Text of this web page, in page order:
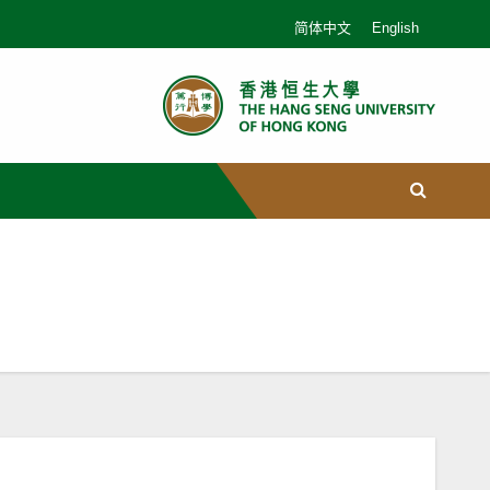
简体中文 English